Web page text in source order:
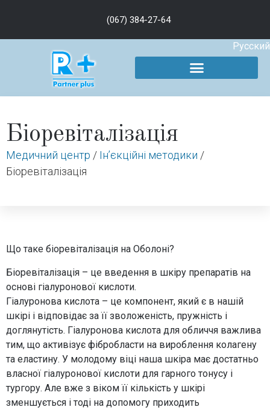
(067) 384-27-64
Русский
Біоревіталізація
Медичний центр / Ін’єкційні методики /
Біоревіталізація
Що таке біоревіталізація на Оболоні?
Біоревіталізація – це введення в шкіру препаратів на
основі гіалуронової кислоти.
Гіалуронова кислота – це компонент, який є в нашій
шкірі і відповідає за її зволоженість, пружність і
доглянутість. Гіалуронова кислота для обличчя важлива
тим, що активізує фібробласти на вироблення колагену
та еластину. У молодому віці наша шкіра має достатньо
власної гіалуронової кислоти для гарного тонусу і
тургору. Але вже з віком її кількість у шкірі
зменшується і тоді на допомогу приходить